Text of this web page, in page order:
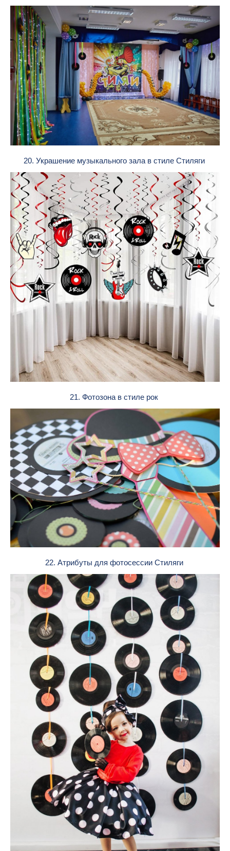
20. Украшение музыкального зала в стиле Стиляги
21. Фотозона в стиле рок
22. Атрибуты для фотосессии Стиляги